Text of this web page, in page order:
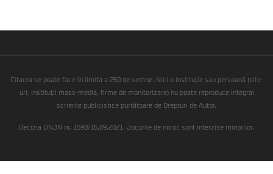
Citarea se poate face în limita a 250 de semne. Nici o instituţie sau persoană (site-
uri, instituţii mass-media, firme de monitorizare) nu poate reproduce integral
scrierile publicistice purtătoare de Drepturi de Autor.
Decizia ONJN nr. 1598/16.09.2021. Jocurile de noroc sunt interzise minorilor.